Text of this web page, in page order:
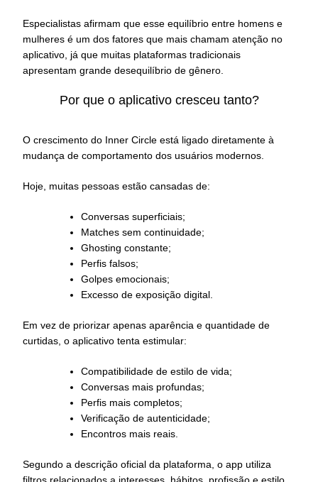
Especialistas afirmam que esse equilíbrio entre homens e
mulheres é um dos fatores que mais chamam atenção no
aplicativo, já que muitas plataformas tradicionais
apresentam grande desequilíbrio de gênero.
Por que o aplicativo cresceu tanto?
O crescimento do Inner Circle está ligado diretamente à
mudança de comportamento dos usuários modernos.
Hoje, muitas pessoas estão cansadas de:
Conversas superficiais;
Matches sem continuidade;
Ghosting constante;
Perfis falsos;
Golpes emocionais;
Excesso de exposição digital.
Em vez de priorizar apenas aparência e quantidade de
curtidas, o aplicativo tenta estimular:
Compatibilidade de estilo de vida;
Conversas mais profundas;
Perfis mais completos;
Verificação de autenticidade;
Encontros mais reais.
Segundo a descrição oficial da plataforma, o app utiliza